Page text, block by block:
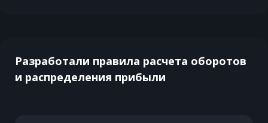
Разработали правила расчета оборотов
и распределения прибыли